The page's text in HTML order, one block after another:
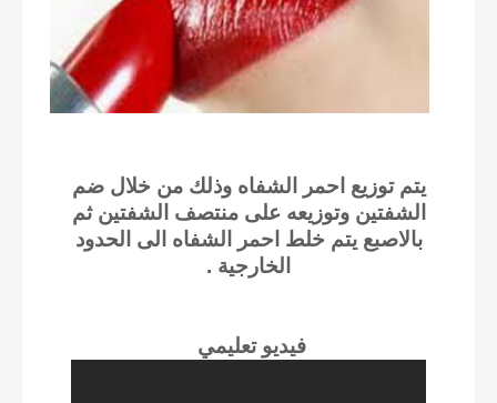
يتم توزيع احمر الشفاه وذلك من خلال ضم
الشفتين وتوزيعه على منتصف الشفتين ثم
بالاصبع يتم خلط احمر الشفاه الى الحدود
الخارجية .
فيديو تعليمي